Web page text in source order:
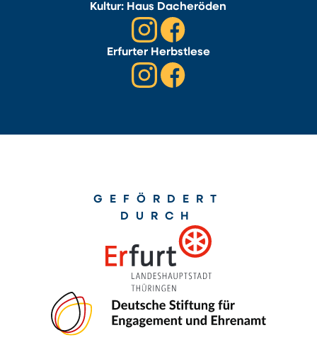
Kultur: Haus Dacheröden
Erfurter Herbstlese
GEFÖRDERT
DURCH